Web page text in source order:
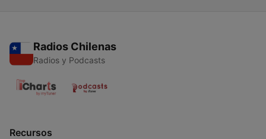
Radios Chilenas
Radios y Podcasts
Recursos